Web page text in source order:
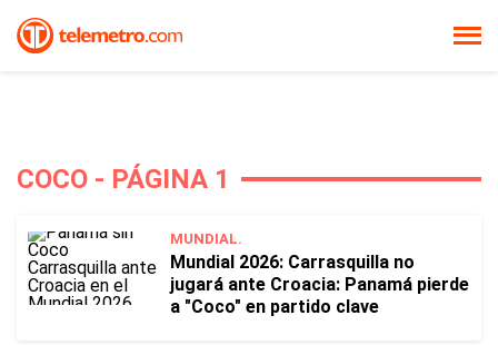
COCO - PÁGINA 1
MUNDIAL.
Mundial 2026: Carrasquilla no
jugará ante Croacia: Panamá pierde
a "Coco" en partido clave